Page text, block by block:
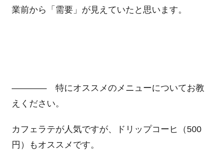
業前から「需要」が見えていたと思います。
―――― 特にオススメのメニューについてお教
えください。
カフェラテが人気ですが、ドリップコーヒ（500
円）もオススメです。